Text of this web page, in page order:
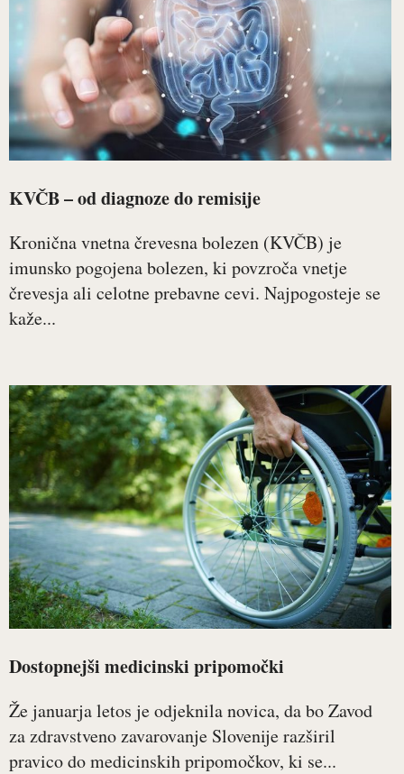
KVČB – od diagnoze do remisije
Kronična vnetna črevesna bolezen (KVČB) je
imunsko pogojena bolezen, ki povzroča vnetje
črevesja ali celotne prebavne cevi. Najpogosteje se
kaže...
Dostopnejši medicinski pripomočki
Že januarja letos je odjeknila novica, da bo Zavod
za zdravstveno zavarovanje Slovenije razširil
pravico do medicinskih pripomočkov, ki se...